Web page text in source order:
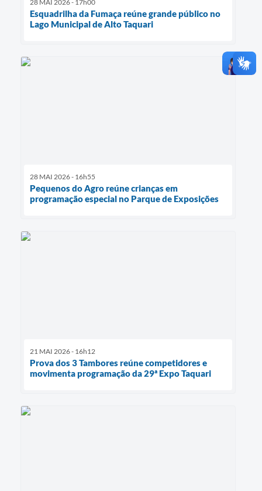
28 MAI 2026 - 17h00
Esquadrilha da Fumaça reúne grande público no
Lago Municipal de Alto Taquari
28 MAI 2026 - 16h55
Pequenos do Agro reúne crianças em
programação especial no Parque de Exposições
21 MAI 2026 - 16h12
Prova dos 3 Tambores reúne competidores e
movimenta programação da 29ª Expo Taquari